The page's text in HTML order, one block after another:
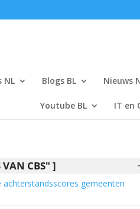
NL Blogs BL Nieuws
Youtube BL IT en
CBS" ]
achterstandsscores gemeenten